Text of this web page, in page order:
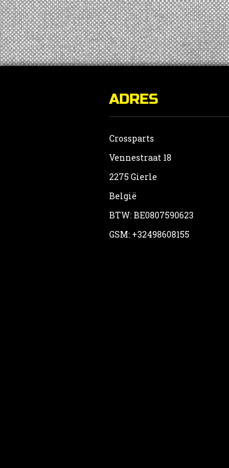
ADRES
Crossparts
Vennestraat 18
2275 Gierle
België
BTW: BE0807590623
GSM: +32498608155